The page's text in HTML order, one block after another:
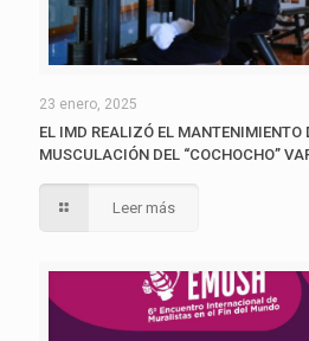
23 enero, 2025
EL IMD REALIZÓ EL MANTENIMIENTO
MUSCULACIÓN DEL “COCHOCHO”
Leer más